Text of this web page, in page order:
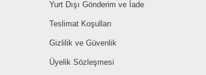
Yurt Dışı Gönderim ve İade
Teslimat Koşulları
Gizlilik ve Güvenlik
Üyelik Sözleşmesi